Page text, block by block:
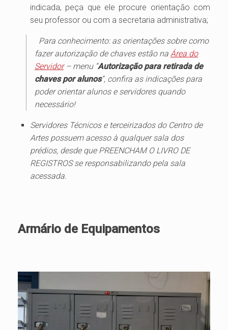
indicada, peça que ele procure orientação com
seu professor ou com a secretaria administrativa;
Para conhecimento:as orientações sobre como
fazer autorização de chaves estão na Área do
Servidor– menu “Autorização para retirada de
chaves por alunos“, confira as indicações para
poder orientar alunos e servidores quando
necessário!
Servidores Técnicos e terceirizados do Centro de
Artes possuem acesso à qualquer sala dos
prédios, desde que PREENCHAM O LIVRO DE
REGISTROS se responsabilizando pela sala
acessada.
Armário de Equipamentos